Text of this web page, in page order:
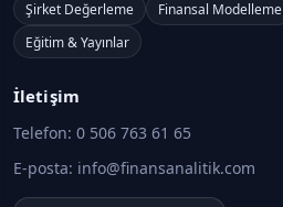
Şirket Değerleme Finansal Modelleme
Eğitim & Yayınlar
İletişim
Telefon: 0 506 763 61 65
E-posta: info@finansanalitik.com